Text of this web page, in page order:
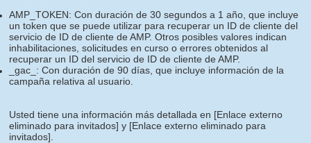
AMP_TOKEN: Con duración de 30 segundos a 1 año, que incluye
un token que se puede utilizar para recuperar un ID de cliente del
servicio de ID de cliente de AMP. Otros posibles valores indican
inhabilitaciones, solicitudes en curso o errores obtenidos al
recuperar un ID del servicio de ID de cliente de AMP.
_gac_: Con duración de 90 días, que incluye información de la
campaña relativa al usuario.
Usted tiene una información más detallada en [Enlace externo
eliminado para invitados] y [Enlace externo eliminado para
invitados]